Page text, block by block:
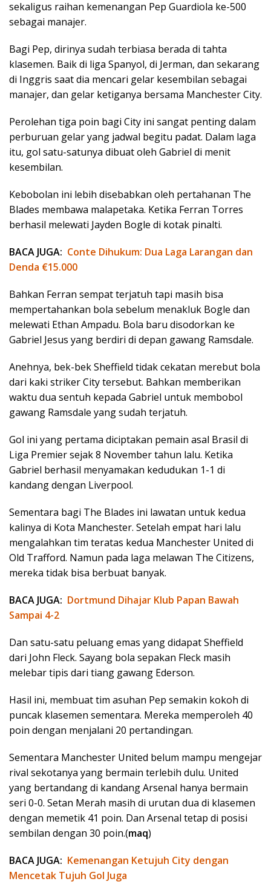
sekaligus raihan kemenangan Pep Guardiola ke-500
sebagai manajer.
Bagi Pep, dirinya sudah terbiasa berada di tahta
klasemen. Baik di liga Spanyol, di Jerman, dan sekarang
di Inggris saat dia mencari gelar kesembilan sebagai
manajer, dan gelar ketiganya bersama Manchester City.
Perolehan tiga poin bagi City ini sangat penting dalam
perburuan gelar yang jadwal begitu padat. Dalam laga
itu, gol satu-satunya dibuat oleh Gabriel di menit
kesembilan.
Kebobolan ini lebih disebabkan oleh pertahanan The
Blades membawa malapetaka. Ketika Ferran Torres
berhasil melewati Jayden Bogle di kotak pinalti.
BACA JUGA: Conte Dihukum: Dua Laga Larangan dan
Denda €15.000
Bahkan Ferran sempat terjatuh tapi masih bisa
mempertahankan bola sebelum menakluk Bogle dan
melewati Ethan Ampadu. Bola baru disodorkan ke
Gabriel Jesus yang berdiri di depan gawang Ramsdale.
Anehnya, bek-bek Sheffield tidak cekatan merebut bola
dari kaki striker City tersebut. Bahkan memberikan
waktu dua sentuh kepada Gabriel untuk membobol
gawang Ramsdale yang sudah terjatuh.
Gol ini yang pertama diciptakan pemain asal Brasil di
Liga Premier sejak 8 November tahun lalu. Ketika
Gabriel berhasil menyamakan kedudukan 1-1 di
kandang dengan Liverpool.
Sementara bagi The Blades ini lawatan untuk kedua
kalinya di Kota Manchester. Setelah empat hari lalu
mengalahkan tim teratas kedua Manchester United di
Old Trafford. Namun pada laga melawan The Citizens,
mereka tidak bisa berbuat banyak.
BACA JUGA: Dortmund Dihajar Klub Papan Bawah
Sampai 4-2
Dan satu-satu peluang emas yang didapat Sheffield
dari John Fleck. Sayang bola sepakan Fleck masih
melebar tipis dari tiang gawang Ederson.
Hasil ini, membuat tim asuhan Pep semakin kokoh di
puncak klasemen sementara. Mereka memperoleh 40
poin dengan menjalani 20 pertandingan.
Sementara Manchester United belum mampu mengejar
rival sekotanya yang bermain terlebih dulu. United
yang bertandang di kandang Arsenal hanya bermain
seri 0-0. Setan Merah masih di urutan dua di klasemen
dengan memetik 41 poin. Dan Arsenal tetap di posisi
sembilan dengan 30 poin.(maq)
BACA JUGA: Kemenangan Ketujuh City dengan
Mencetak Tujuh Gol Juga